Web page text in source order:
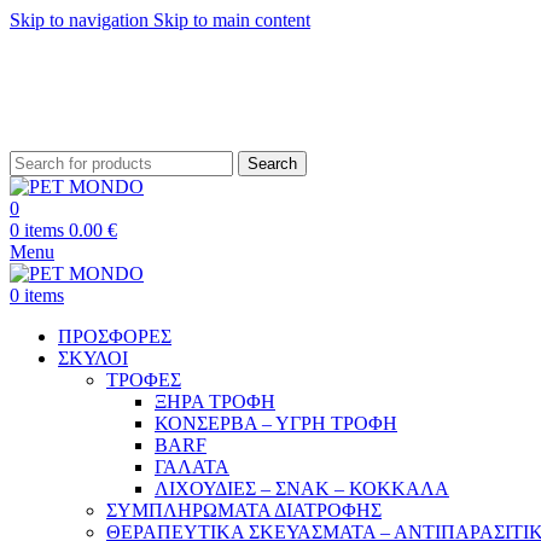
Skip to navigation Skip to main content
Search
0
0 items 0.00 €
Menu
0 items
ΠΡΟΣΦΟΡΕΣ
ΣΚΥΛΟΙ
ΤΡΟΦΕΣ
ΞΗΡΑ ΤΡΟΦΗ
ΚΟΝΣΕΡΒΑ – ΥΓΡΗ ΤΡΟΦΗ
BARF
ΓΑΛΑΤΑ
ΛΙΧΟΥΔΙΕΣ – ΣΝΑΚ – ΚΟΚΚΑΛΑ
ΣΥΜΠΛΗΡΩΜΑΤΑ ΔΙΑΤΡΟΦΗΣ
ΘΕΡΑΠΕΥΤΙΚΑ ΣΚΕΥΑΣΜΑΤΑ –